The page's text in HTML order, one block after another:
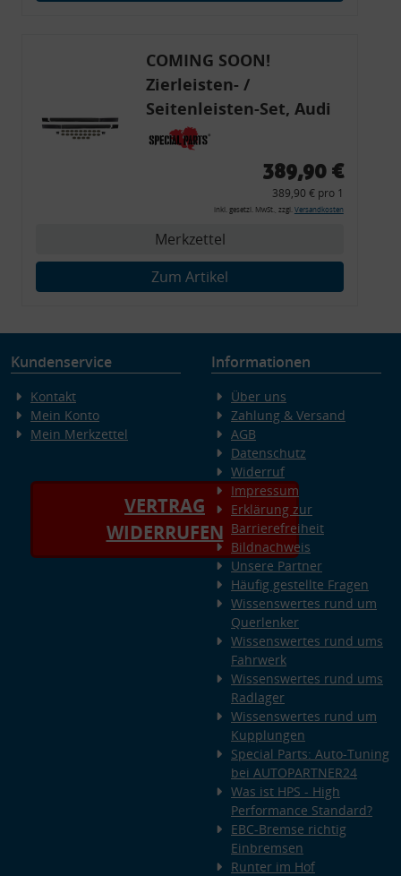
COMING SOON!
Zierleisten- /
Seitenleisten-Set, Audi
80 Cabrio, Coupe, S2, (6x
Zierleiste, 2x Kappe,
Montagewerkzeug)
389,90 €
389,90 € pro 1
inkl. gesetzl. MwSt., zzgl. Versandkosten
Merkzettel
Zum Artikel
Kundenservice
Kontakt
Mein Konto
Mein Merkzettel
VERTRAG
WIDERRUFEN
Informationen
Über uns
Zahlung & Versand
AGB
Datenschutz
Widerruf
Impressum
Erklärung zur
Barrierefreiheit
Bildnachweis
Unsere Partner
Häufig gestellte Fragen
Wissenswertes rund um
Querlenker
Wissenswertes rund ums
Fahrwerk
Wissenswertes rund ums
Radlager
Wissenswertes rund um
Kupplungen
Special Parts: Auto-Tuning
bei AUTOPARTNER24
Was ist HPS - High
Performance Standard?
EBC-Bremse richtig
Einbremsen
Runter im Hof